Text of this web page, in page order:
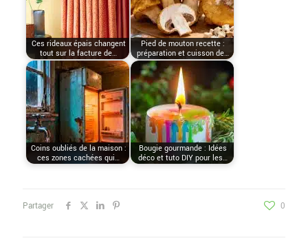
Ces rideaux épais changent
tout sur la facture de…
Pied de mouton recette :
préparation et cuisson de…
Coins oubliés de la maison :
ces zones cachées qui…
Bougie gourmande : Idées
déco et tuto DIY pour les…
Partager 0